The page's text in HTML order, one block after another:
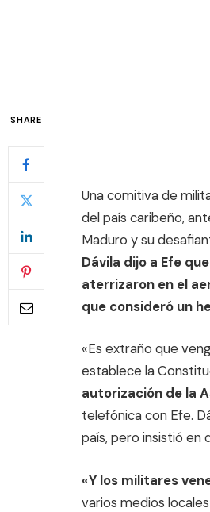
SHARE
Una comitiva de
del país caribeño,
Maduro y su
Dávila dijo a Efe
aterrizaron en el
que consideró un
«Es extraño que
establece la
autorización de la
telefónica con Efe.
país, pero insistió en
«Y los militares
varios medios